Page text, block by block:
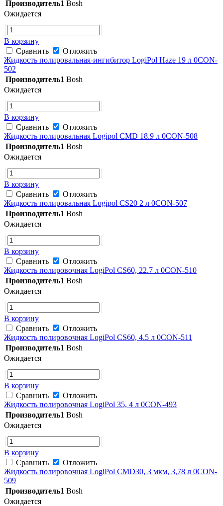
Производитель1 Bosh
Ожидается
В корзину
Сравнить
Отложить
Жидкость полировальная-ингибитор LogiPol Haze 19 л 0CON-
502
Производитель1 Bosh
Ожидается
В корзину
Сравнить
Отложить
Жидкость полировальная Logipol CMD 18.9 л 0CON-508
Производитель1 Bosh
Ожидается
В корзину
Сравнить
Отложить
Жидкость полировальная Logipol CS20 2 л 0CON-507
Производитель1 Bosh
Ожидается
В корзину
Сравнить
Отложить
Жидкость полировочная LogiPol CS60, 22.7 л 0CON-510
Производитель1 Bosh
Ожидается
В корзину
Сравнить
Отложить
Жидкость полировочная LogiPol CS60, 4.5 л 0CON-511
Производитель1 Bosh
Ожидается
В корзину
Сравнить
Отложить
Жидкость полировочная LogiPol 35, 4 л 0CON-493
Производитель1 Bosh
Ожидается
В корзину
Сравнить
Отложить
Жидкость полировочная LogiPol CMD30, 3 мкм, 3,78 л 0CON-
509
Производитель1 Bosh
Ожидается